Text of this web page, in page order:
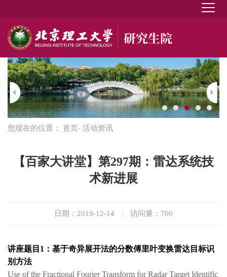
您现在的位置： 首页- 活动资讯
【百家大讲堂】第297期：雷达系统技
术新进展
日期：2019-12-14 | 访问量： 700
讲座题目1：基于奇异展开法的分数傅里叶变换雷达目标识
别方法
Use of the Fractional Fourier Transform for Radar Target Identific